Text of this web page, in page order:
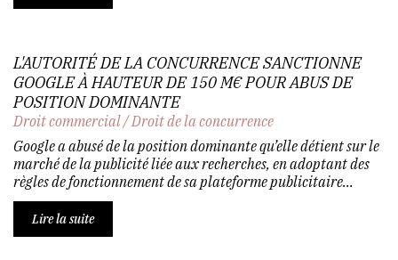
L'AUTORITÉ DE LA CONCURRENCE SANCTIONNE
GOOGLE À HAUTEUR DE 150 M€ POUR ABUS DE
POSITION DOMINANTE
Droit commercial/Droit de la concurrence
Google a abusé de la position dominante qu’elle détient sur le
marché de la publicité liée aux recherches, en adoptant des
règles de fonctionnement de sa plateforme publicitaire...
Lire la suite